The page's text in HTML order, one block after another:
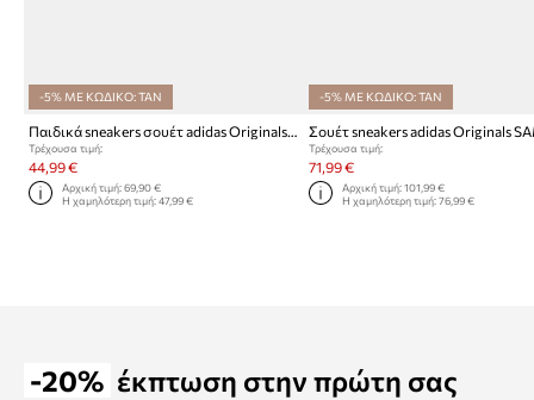
-5% ΜΕ ΚΩΔΙΚΟ: TAN
Τρέχουσα τιμή:
44,99 €
Αρχική τιμή:69,90 €
Η χαμηλότερη τιμή:47,99 €
-5% ΜΕ ΚΩΔΙΚΟ: TAN
Τρέχουσα τιμή:
71,99 €
Αρχική τιμή: 101,99 €
Η χαμηλότερη τιμή: 76,99 €
-20% έκπτωση στην πρώτη σας